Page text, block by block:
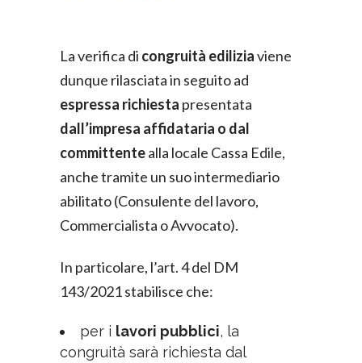
La verifica di congruità ediliziaviene
dunque rilasciata in seguito ad
espressa richiesta presentata
dall’impresa affidataria o dal
committentealla locale Cassa Edile,
anche tramite un suo intermediario
abilitato (Consulente del lavoro,
Commercialista o Avvocato).
In particolare, l’art. 4 del DM
143/2021 stabilisce che:
per i lavori pubblici, la
congruità sarà richiesta dal